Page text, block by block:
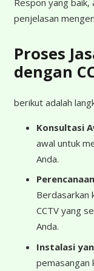
Respon yang
penjelasan
Proses
dengan
berikut adalah
Konsultasi
awal untuk
Anda.
Berdasarkan
CCTV yang
Anda.
Instalasi
pemasangan